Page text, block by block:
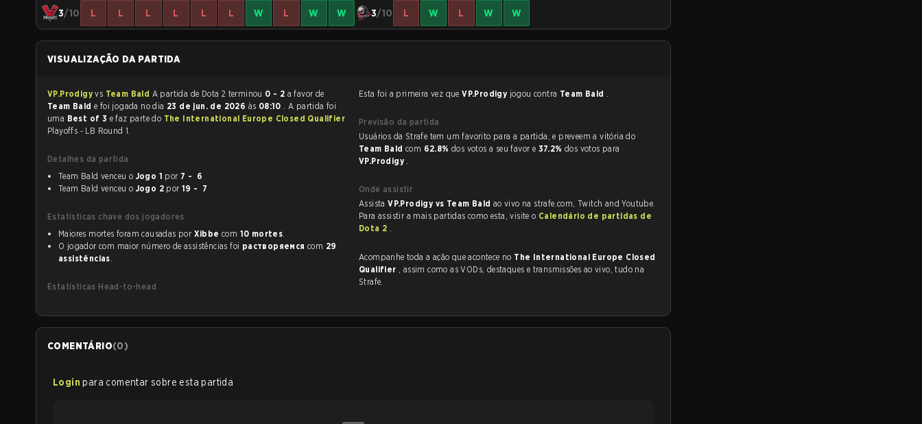
3/10 L L L L L L W L W W 3/10 L W L W W
VISUALIZAÇÃO DA PARTIDA
VP.Prodigyvs Team Bald A partida de Dota 2 terminou 0 - 2 a favor de
Team Bald
e foi jogada no dia 23 de jun. de 2026 às 08:10 . A partida foi
uma Best of 3 e faz parte do The International Europe Closed Qualifier
Playoffs - LB Round 1.
Detalhes da partida
Team Bald venceu o Jogo 1 por
7 - 6
Team Bald venceu o Jogo 2 por 19 - 7
Estatísticas chave dos jogadores
Maiores mortes foram causadas por Xibbe com 10 mortes.
O jogador com maior número de assistências foi растворяемся com 29
assistências.
Estatísticas Head-to-head
Esta foi a primeira vez queVP.Prodigy jogou contra Team Bald .
Previsão da partida
Usuários da Strafe tem um favorito para a partida, e preveem a vitória do
Team Bald com 62.8% dos votos a seu favor e 37.2% dos votos para
VP.Prodigy .
Onde assistir
AssistaVP.Prodigy vs Team Bald ao vivo na strafe.com, Twitch and Youtube.
Para assistir a mais partidas como esta, visite o Calendário de partidas de
Dota 2 .
Acompanhe toda a ação que acontece no The International Europe Closed
Qualifier , assim como as VODs, destaques e transmissões ao vivo, tudo na
Strafe.
COMENTÁRIO(0)
Login para comentar sobre esta partida